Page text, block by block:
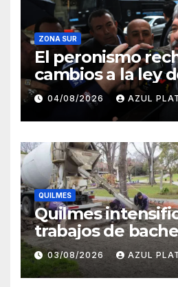
ZONA SUR
El peronismo
cambios a la ley
convocó a
jueves en contra
Gobierno
04/08/2026 AZUL
QUILMES
Quilmes
trabajos de
distintos barrios
03/08/2026 AZUL